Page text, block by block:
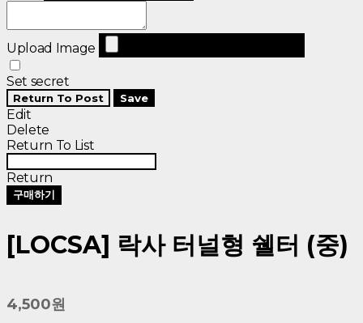
Upload Image
Set secret
Return To Post Save
Edit
Delete
Return To List
Return
구매하기
[LOCSA] 락사 터널형 쉘터 (중)
4,500원